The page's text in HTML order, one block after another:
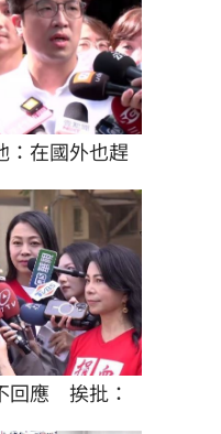
：在國外也趕
應　挨批：